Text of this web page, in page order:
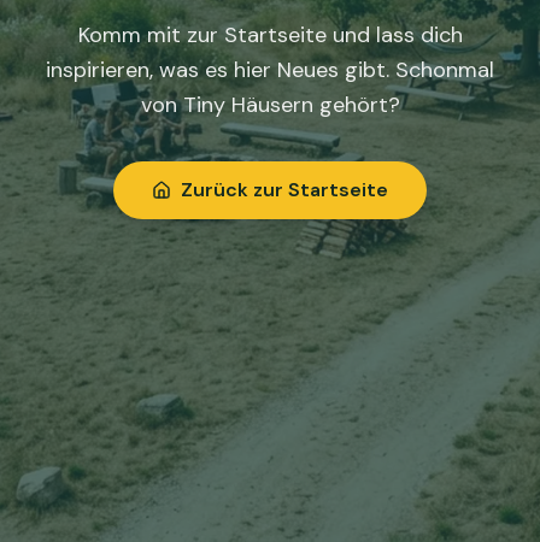
Komm mit zur Startseite und lass dich
inspirieren, was es hier Neues gibt. Schonmal
von Tiny Häusern gehört?
Zurück zur Startseite